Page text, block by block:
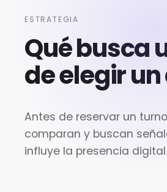
ESTRATEGIA
Qué busca
de elegir
Antes de reservar un
comparan y buscan
influye la presencia